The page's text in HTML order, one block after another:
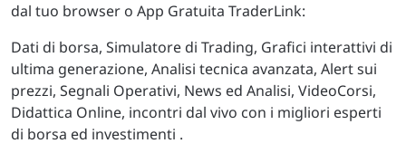
dal tuo browser o App Gratuita TraderLink:
Dati di borsa, Simulatore di Trading, Grafici interattivi di
ultima generazione, Analisi tecnica avanzata, Alert sui
prezzi, Segnali Operativi, News ed Analisi, VideoCorsi,
Didattica Online, incontri dal vivo con i migliori esperti
di borsa ed investimenti .